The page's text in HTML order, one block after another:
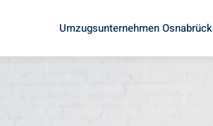
Umzugsunternehmen Osnabrück